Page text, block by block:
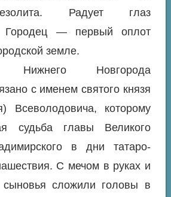
Радует глаз
Городец — первый оплот
земле.
Нижнего Новгорода
с именем святого князя
Всеволодовича, которому
судьба главы Великого
в дни татаро-
С мечом в руках и
сложили головы в